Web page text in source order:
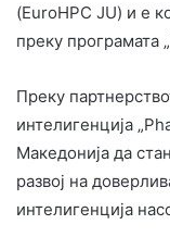
(EuroHPC JU) и е
преку програмата
Преку
интелигенција
Македонија да
развој на
интелигенција